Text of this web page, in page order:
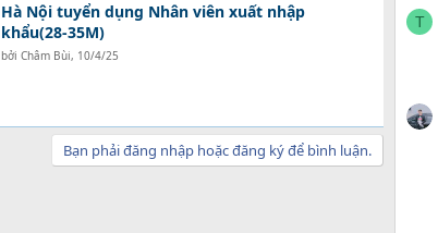
Hà Nội tuyển dụng Nhân viên xuất nhập
khẩu(28-35M)
bởi Châm Bùi, 10/4/25
Bạn phải đăng nhập hoặc đăng ký để bình luận.
T